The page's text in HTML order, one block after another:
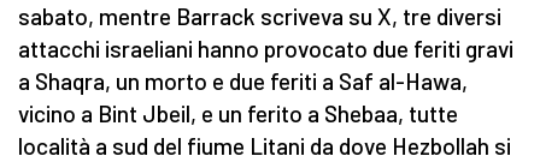
sabato, mentre Barrack scriveva su X, tre diversi
attacchi israeliani hanno provocato due feriti gravi
a Shaqra, un morto e due feriti a Saf al-Hawa,
vicino a Bint Jbeil, e un ferito a Shebaa, tutte
località a sud del fiume Litani da dove Hezbollah si